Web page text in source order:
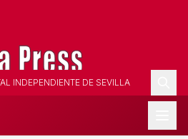
INDEPENDIENTE DE SEVILLA